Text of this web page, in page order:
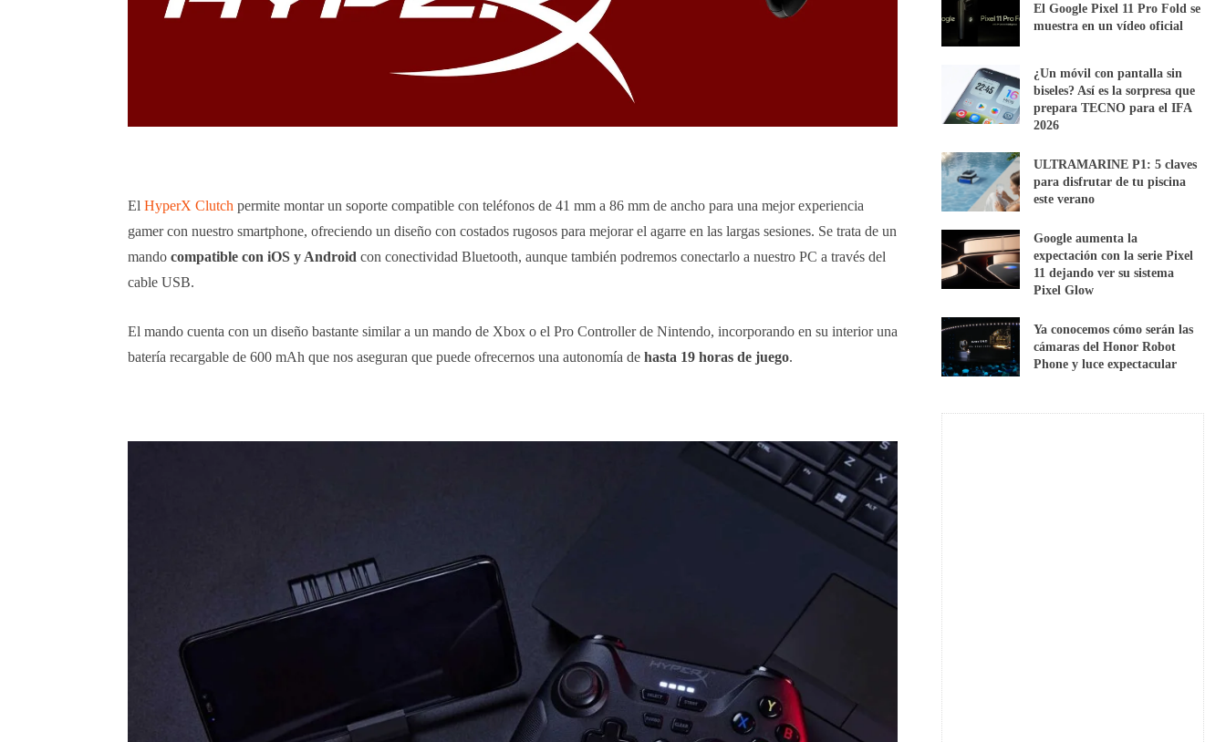
El HyperX Clutch permite montar un soporte compatible con teléfonos de 41 mm a 86 mm de ancho para una mejor experiencia
gamer con nuestro smartphone, ofreciendo un diseño con costados rugosos para mejorar el agarre en las largas sesiones. Se trata de un
mando compatible con iOS y Android con conectividad Bluetooth, aunque también podremos conectarlo a nuestro PC a través del
cable USB.
El mando cuenta con un diseño bastante similar a un mando de Xbox o el Pro Controller de Nintendo, incorporando en su interior una
batería recargable de 600 mAh que nos aseguran que puede ofrecernos una autonomía de hasta 19 horas de juego.
El Google Pixel 11 Pro Fold se
muestra en un vídeo oficial
¿Un móvil con pantalla sin
biseles? Así es la sorpresa que
prepara TECNO para el IFA
2026
ULTRAMARINE P1: 5 claves
para disfrutar de tu piscina
este verano
Google aumenta la
expectación con la serie Pixel
11 dejando ver su sistema
Pixel Glow
Ya conocemos cómo serán las
cámaras del Honor Robot
Phone y luce expectacular